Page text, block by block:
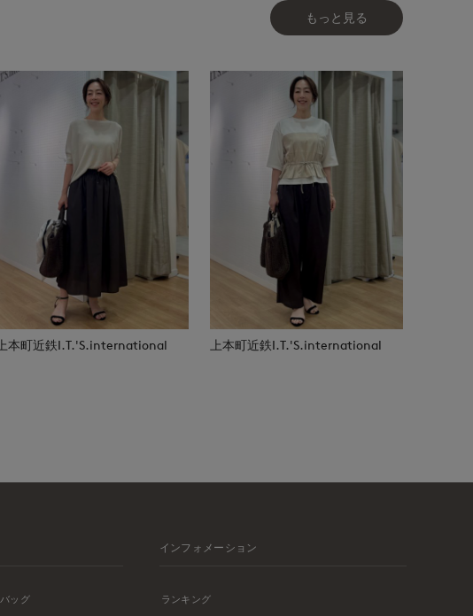
もっと見る
上本町近鉄I.T.'S.international 上本町近鉄I.T.'S.international
バッグ
インフォメーション
ランキング